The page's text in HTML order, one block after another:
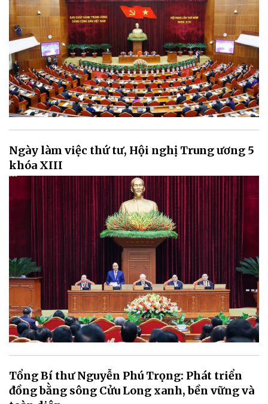
Ngày làm việc thứ tư, Hội nghị Trung ương 5
khóa XIII
Tổng Bí thư Nguyễn Phú Trọng: Phát triển
đồng bằng sông Cửu Long xanh, bền vững và